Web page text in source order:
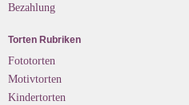
Bezahlung
Torten Rubriken
Fototorten
Motivtorten
Kindertorten